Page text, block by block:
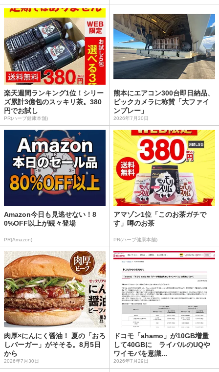
楽天週間ランキング1位！シリー
ズ累計3億包のスッキリ茶。380
円でお試し
PR(ハーブ健康本舗)
熊本にエアコン300台即日納品、
ビックカメラに称賛「大ファイ
ンプレー」
2026年7月30日
Amazon今日も見逃せない！8
0%OFF以上が続々登場
PR(Amazon)
アマゾン1位「このお茶ガチで
す」噂のお茶
PR(ハーブ健康本舗)
肉厚×にんにく醤油！ 夏の「おろ
しバーガー」がそそる。8月5日
から
2026年7月30日
ドコモ「ahamo」が10GB増量
して40GBに ライバルのUQや
ワイモバを意識...
2026年7月29日